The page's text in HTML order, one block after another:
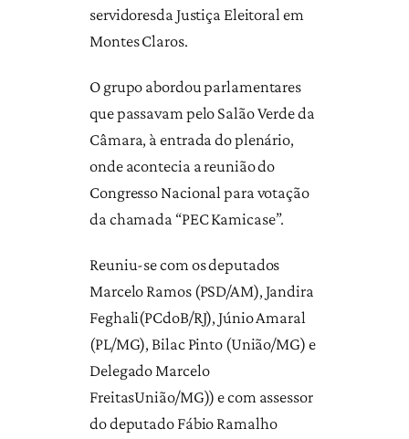
servidoresda Justiça Eleitoral em
Montes Claros.
O grupo abordou parlamentares
que passavam pelo Salão Verde da
Câmara, à entrada do plenário,
onde acontecia a reunião do
Congresso Nacional para votação
da chamada “PEC Kamicase”.
Reuniu-se com os deputados
Marcelo Ramos (PSD/AM), Jandira
Feghali(PCdoB/RJ), Júnio Amaral
(PL/MG), Bilac Pinto (União/MG) e
Delegado Marcelo
FreitasUnião/MG)) e com assessor
do deputado Fábio Ramalho